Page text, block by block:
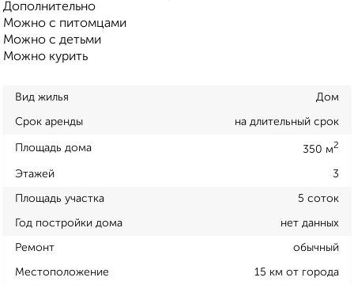
Дополнительно
Можно с питомцами
Можно с детьми
Можно курить
Вид жилья Дом
Срок аренды на длительный срок
Площадь дома 350 м2
Этажей 3
Площадь участка 5 соток
Год постройки дома нет данных
Ремонт обычный
Местоположение 15 км от города